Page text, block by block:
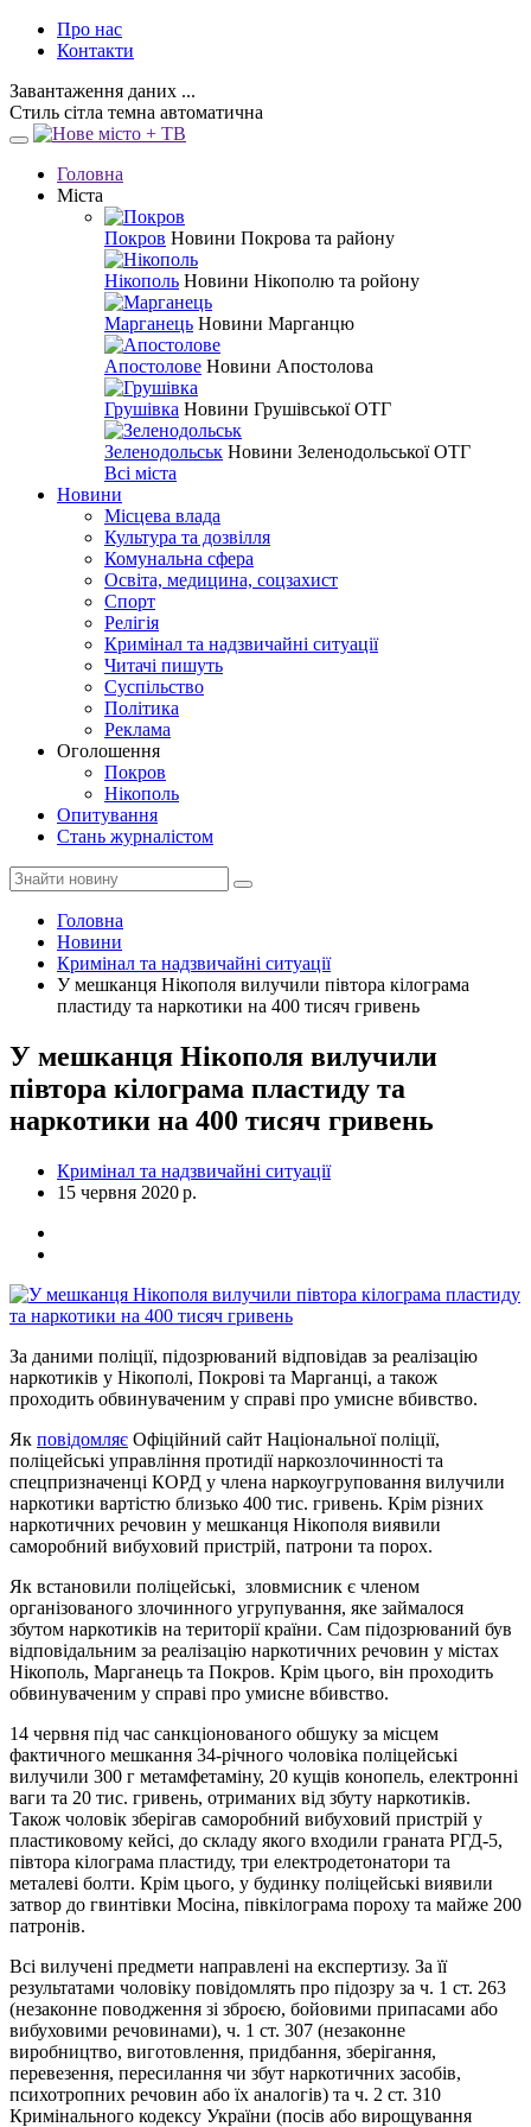
Про нас
Контакти
Завантаження даних ...
Стиль сітла темна автоматична
Головна
Міста
Покров Новини Покрова та району
Нікополь Новини Нікополю та ройону
Марганець Новини Марганцю
Апостолове Новини Апостолова
Грушівка Новини Грушівської ОТГ
Зеленодольськ Новини Зеленодольської ОТГ
Всі міста
Новини
Місцева влада
Культура та дозвілля
Комунальна сфера
Освіта, медицина, соцзахист
Спорт
Релігія
Кримінал та надзвичайні ситуації
Читачі пишуть
Суспільство
Політика
Реклама
Оголошення
Покров
Нікополь
Опитування
Стань журналістом
Головна
Новини
Кримінал та надзвичайні ситуації
У мешканця Нікополя вилучили півтора кілограма
пластиду та наркотики на 400 тисяч гривень
У мешканця Нікополя вилучили
півтора кілограма пластиду та
наркотики на 400 тисяч гривень
Кримінал та надзвичайні ситуації
15 червня 2020 р.
За даними поліції, підозрюваний відповідав за реалізацію
наркотиків у Нікополі, Покрові та Марганці, а також
проходить обвинуваченим у справі про умисне вбивство.
Як повідомляє Офіційний сайт Національної поліції,
поліцейські управління протидії наркозлочинності та
спецпризначенці КОРД у члена наркоугруповання вилучили
наркотики вартістю близько 400 тис. гривень. Крім різних
наркотичних речовин у мешканця Нікополя виявили
саморобний вибуховий пристрій, патрони та порох.
Як встановили поліцейські, зловмисник є членом
організованого злочинного угрупування, яке займалося
збутом наркотиків на території країни. Сам підозрюваний був
відповідальним за реалізацію наркотичних речовин у містах
Нікополь, Марганець та Покров. Крім цього, він проходить
обвинуваченим у справі про умисне вбивство.
14 червня під час санкціонованого обшуку за місцем
фактичного мешкання 34-річного чоловіка поліцейські
вилучили 300 г метамфетаміну, 20 кущів конопель, електронні
ваги та 20 тис. гривень, отриманих від збуту наркотиків.
Також чоловік зберігав саморобний вибуховий пристрій у
пластиковому кейсі, до складу якого входили граната РГД-5,
півтора кілограма пластиду, три електродетонатори та
металеві болти. Крім цього, у будинку поліцейські виявили
затвор до гвинтівки Мосіна, півкілограма пороху та майже 200
патронів.
Всі вилучені предмети направлені на експертизу. За її
результатами чоловіку повідомлять про підозру за ч. 1 ст. 263
(незаконне поводження зі зброєю, бойовими припасами або
вибуховими речовинами), ч. 1 ст. 307 (незаконне
виробництво, виготовлення, придбання, зберігання,
перевезення, пересилання чи збут наркотичних засобів,
психотропних речовин або їх аналогів) та ч. 2 ст. 310
Кримінального кодексу України (посів або вирощування